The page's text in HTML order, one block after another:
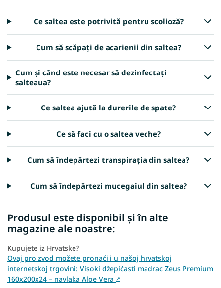
Ce saltea este potrivită pentru scolioză?
Cum să scăpați de acarienii din saltea?
Cum și când este necesar să dezinfectați
salteaua?
Ce saltea ajută la durerile de spate?
Ce să faci cu o saltea veche?
Cum să îndepărtezi transpirația din saltea?
Cum să îndepărtezi mucegaiul din saltea?
Produsul este disponibil și în alte
magazine ale noastre:
Kupujete iz Hrvatske?
Ovaj proizvod možete pronaći i u našoj hrvatskoj
internetskoj trgovini: Visoki džepićasti madrac Zeus Premium
160x200x24 – navlaka Aloe Vera ↗